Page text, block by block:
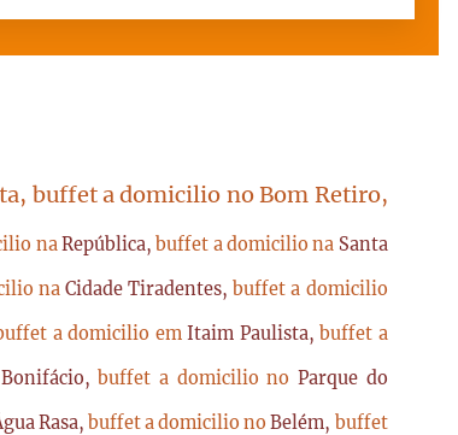
buffet a domicilio no Bom Retiro,
naRepública,buffet a domicilio na Santa
na Cidade Tiradentes,buffet a domicilio
a domicilio emItaim Paulista,buffet a
Bonifácio,buffet a domicilio no Parque do
Rasa, buffet a domicilio noBelém, buffet